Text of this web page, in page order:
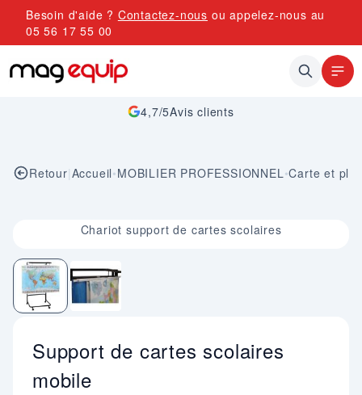
Allez au contenu
Besoin d'aide ? Contactez-nous ou appelez-nous au
05 56 17 55 00
4,7/5Avis clients
Retour|Accueil•MOBILIER PROFESSIONNEL•Carte et
Image 1 sur 2Chariot support de cartes scolaires
Support de cartes scolaires
mobile